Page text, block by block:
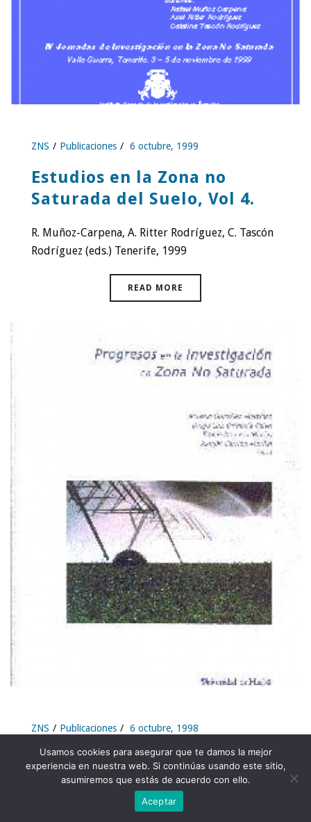
ZNS Publicaciones 6 octubre, 1999
Estudios en la Zona no
Saturada del Suelo, Vol 4.
R. Muñoz-Carpena, A. Ritter Rodríguez, C. Tascón
Rodríguez (eds.) Tenerife, 1999
READ MORE
ZNS Publicaciones 6 octubre, 1998
Progresos en la
Investigación en Zona no
Saturada. Vol 3.
Usamos cookies para asegurar que te damos la mejor
experiencia en nuestra web. Si continúas usando este sitio,
asumiremos que estás de acuerdo con ello.
Aceptar